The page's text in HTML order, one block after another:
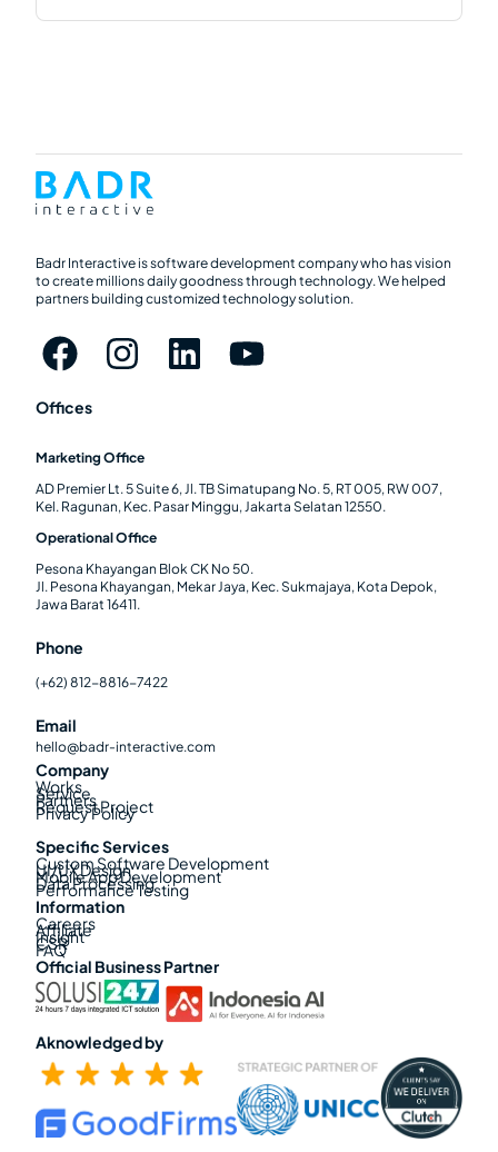
Badr Interactive is software development company who has vision
to create millions daily goodness through technology. We helped
partners building customized technology solution.
Offices
Marketing Office
AD Premier Lt. 5 Suite 6, Jl. TB Simatupang No. 5, RT 005, RW 007,
Kel. Ragunan, Kec. Pasar Minggu, Jakarta Selatan 12550.
Operational Office
Pesona Khayangan Blok CK No 50.
Jl. Pesona Khayangan, Mekar Jaya, Kec. Sukmajaya, Kota Depok,
Jawa Barat 16411.
Phone
(+62) 812-8816-7422
Email
hello@badr-interactive.com
Company
Works
Service
Partners
Request Project
Privacy Policy
Specific Services
Custom Software Development
UI/UX Design
Mobile App Development
Data Processing
Performance Testing
Information
Careers
Affiliate
Insight
CSR
FAQ
Official Business Partner
Aknowledged by